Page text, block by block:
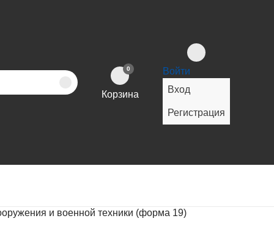
0
Корзина
Войти
Вход
Регистрация
и военной техники (форма 19)